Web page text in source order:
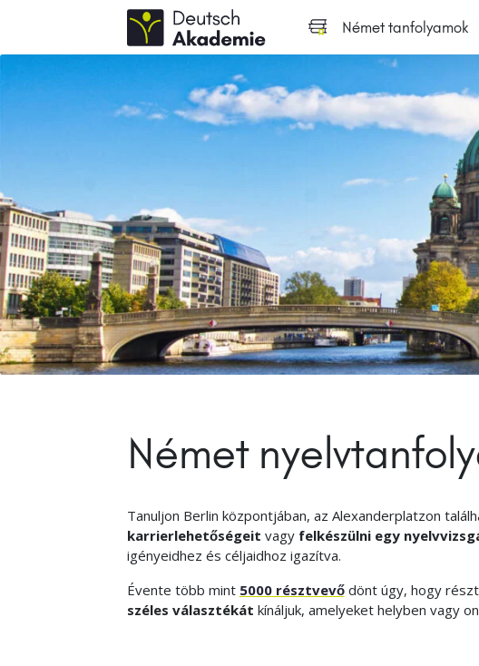
Német tanfolyamok
Német
Tanuljon Berlin központjában, az Alexanderplatzon
karrierlehetőségeit vagy felkészülni egy
igényeidhez és céljaidhoz igazítva.
Évente több mint 5000 résztvevődönt úgy, hogy részt
széles választékát kínáljuk, amelyeket helyben vagy